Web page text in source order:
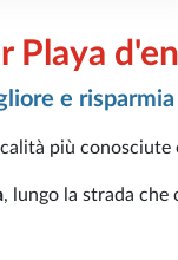
Playa
e risparmia
più
, lungo la strada che